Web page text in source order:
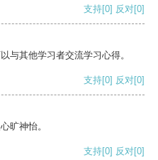
支持[0] 反对[0]
与其他学习者交流学习心得。
支持[0] 反对[0]
旷神怡。
支持[0] 反对[0]